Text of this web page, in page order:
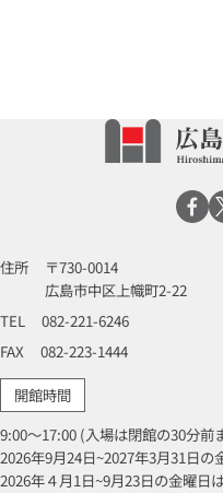
住所
〒730-0014
広島市中区上幟町2-22
TEL
082-221-6246
FAX
082-223-1444
開館時間
9:00～17:00 (入場は閉館の30分前
2026年9月24日~2027年3月31日の
2026年４月1日~9月23日の金曜日